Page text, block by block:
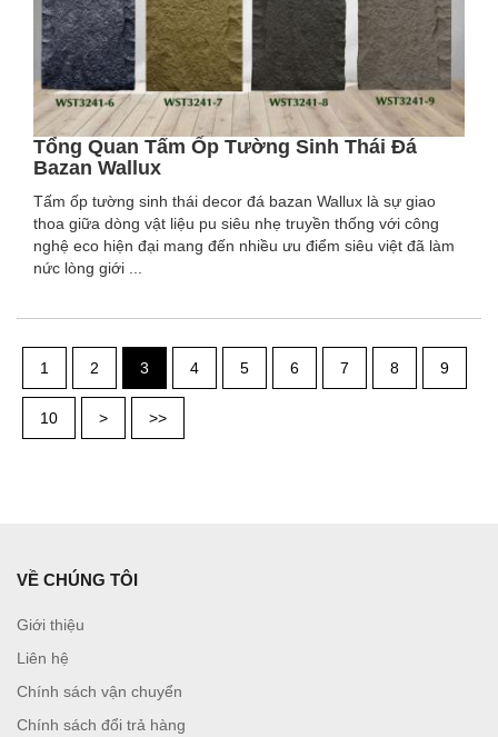
Tổng Quan Tấm Ốp Tường Sinh Thái Đá
Bazan Wallux
Tấm ốp tường sinh thái decor đá bazan Wallux là sự giao
thoa giữa dòng vật liệu pu siêu nhẹ truyền thống với công
nghệ eco hiện đại mang đến nhiều ưu điểm siêu việt đã làm
nức lòng giới ...
1 2 3 4 5 6 7 8 9
10 > >>
VỀ CHÚNG TÔI
Giới thiệu
Liên hệ
Chính sách vận chuyển
Chính sách đổi trả hàng